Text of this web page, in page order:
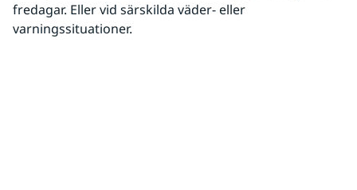
fredagar. Eller vid särskilda väder- eller
varningssituationer.